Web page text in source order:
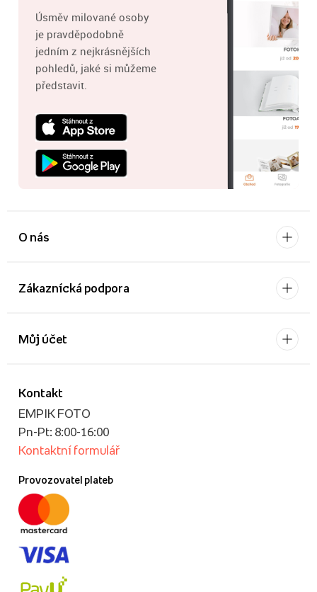
Úsměv milované osoby
je pravděpodobně
jedním z nejkrásnějších
pohledů, jaké si můžeme
představit.
O nás
Zákaznícká podpora
Kontakt
EMPIK FOTO
Pn-Pt: 8:00-16:00
Kontaktní formulář
Provozovatel plateb
Můj účet